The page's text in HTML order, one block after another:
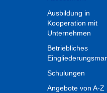
Ausbildung in
Kooperation mit
Unternehmen
Betriebliches
Schulungen
Angebote von A-Z